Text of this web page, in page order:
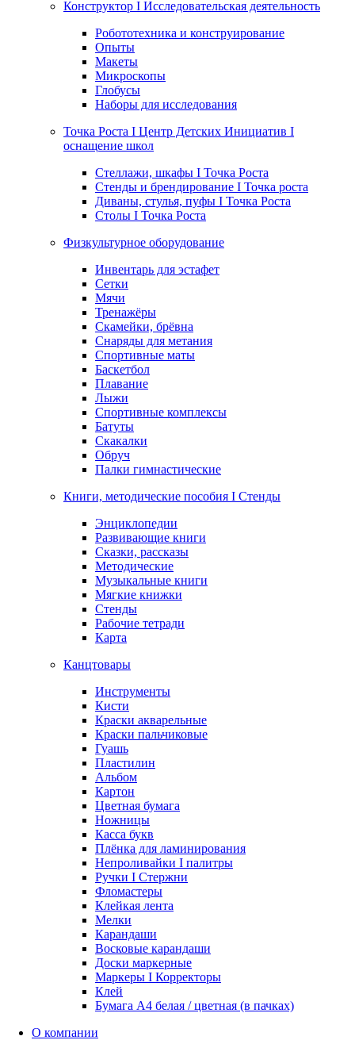
Конструктор I Исследовательская деятельность
Робототехника и конструирование
Опыты
Макеты
Микроскопы
Глобусы
Наборы для исследования
Точка Роста I Центр Детских Инициатив I
оснащение школ
Стеллажи, шкафы I Точка Роста
Стенды и брендирование I Точка роста
Диваны, стулья, пуфы I Точка Роста
Столы I Точка Роста
Физкультурное оборудование
Инвентарь для эстафет
Сетки
Мячи
Тренажёры
Скамейки, брёвна
Снаряды для метания
Спортивные маты
Баскетбол
Плавание
Лыжи
Спортивные комплексы
Батуты
Скакалки
Обруч
Палки гимнастические
Книги, методические пособия I Стенды
Энциклопедии
Развивающие книги
Сказки, рассказы
Методические
Музыкальные книги
Мягкие книжки
Стенды
Рабочие тетради
Карта
Канцтовары
Инструменты
Кисти
Краски акварельные
Краски пальчиковые
Гуашь
Пластилин
Альбом
Картон
Цветная бумага
Ножницы
Касса букв
Плёнка для ламинирования
Непроливайки I палитры
Ручки I Стержни
Фломастеры
Клейкая лента
Мелки
Карандаши
Восковые карандаши
Доски маркерные
Маркеры I Корректоры
Клей
Бумага А4 белая / цветная (в пачках)
О компании